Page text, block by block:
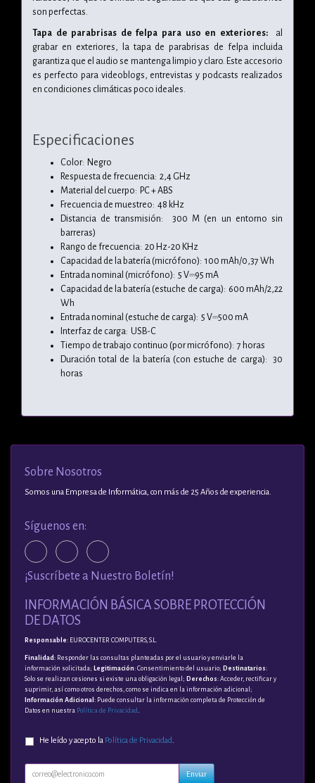
son perfectas.
Tapa de parabrisas de felpa para uso en exteriores:al
grabar en exteriores, la tapa de parabrisas de felpa incluida
garantiza que el audio se mantenga limpio y claro. Este accesorio
es perfecto para videoblogs, entrevistas y podcasts realizados
en condiciones climáticas poco ideales.
Especificaciones
Color: Negro
Respuesta de frecuencia: 2,4 GHz
Material del cuerpo: PC + ABS
Frecuencia de muestreo: 48 kHz
Distancia de transmisión: 300 M (en un entorno sin
barreras)
Rango de frecuencia: 20 Hz-20 KHz
Capacidad de la batería (micrófono): 100 mAh/0,37 Wh
Entrada nominal (micrófono): 5 V⎓95 mA
Capacidad de la batería (estuche de carga): 600 mAh/2,22
Wh
Entrada nominal (estuche de carga): 5 V⎓500 mA
Interfaz de carga: USB-C
Tiempo de trabajo continuo (por micrófono): 7 horas
Duración total de la batería (con estuche de carga): 30
horas
Sobre Nosotros
Somos una Empresa de Informática, con más de 25 Años de experiencia.
Síguenos en:
¡Suscríbete a Nuestro Boletín!
INFORMACIÓN BÁSICA SOBRE PROTECCIÓN
DE DATOS
Responsable: EUROCENTER COMPUTERS, S.L.
Finalidad : Responder las consultas planteadas por el usuario y enviarle la
información solicitada; Legitimación: Consentimiento del usuario; Destinatarios:
Solo se realizan cesiones si existe una obligación legal; Derechos: Acceder, rectificar y
suprimir, así como otros derechos, como se indica en la información adicional;
Información Adicional : Puede consultar la información completa de Protección de
Datos en nuestra Política de Privacidad
He leído y acepto la Política de Privacidad.
Enviar